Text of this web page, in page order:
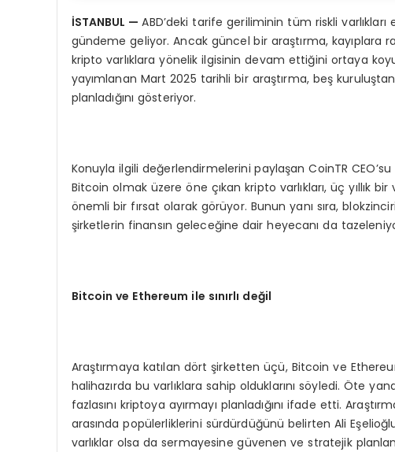
İSTANBUL —ABD’deki tarife geriliminin tüm riskli
gündeme geliyor. Ancak güncel bir araştırma, kayıplara
kripto varlıklara yönelik ilgisinin devam ettiğini ortaya
yayımlanan Mart 2025 tarihli bir araştırma, beş kuruluştan
planladığını gösteriyor.
Konuyla ilgili değerlendirmelerini paylaşan CoinTR
Bitcoin olmak üzere öne çıkan kripto varlıkları, üç yıllık
önemli bir fırsat olarak görüyor. Bunun yanı sıra,
şirketlerin finansın geleceğine dair heyecanı da
Bitcoin ve Ethereum ile sınırlı değil
Araştırmaya katılan dört şirketten üçü, Bitcoin ve
halihazırda bu varlıklara sahip olduklarını söyledi. Öte
fazlasını kriptoya ayırmayı planladığını ifade etti.
arasında popülerliklerini sürdürdüğünü belirten Ali
varlıklar olsa da sermayesine güvenen ve stratejik